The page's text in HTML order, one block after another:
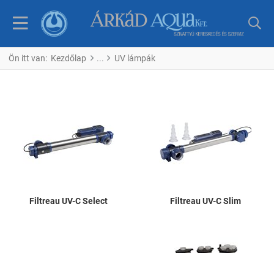
Ön itt van: Kezdőlap UV lámpák
Filtreau UV-C Select Filtreau UV-C Slim